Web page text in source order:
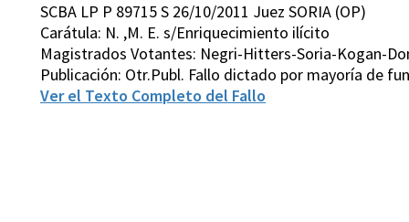
SCBA LP P 89715 S 26/10/2011 Juez SORIA (OP)
Carátula: N. ,M. E. s/Enriquecimiento ilícito
Magistrados Votantes: Negri-Hitters-Soria-Kogan-
Publicación: Otr.Publ. Fallo dictado por mayoría de
Ver el Texto Completo del Fallo